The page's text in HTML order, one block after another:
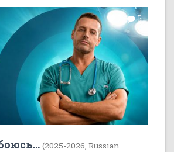
7 5
(2025-2026, Russian